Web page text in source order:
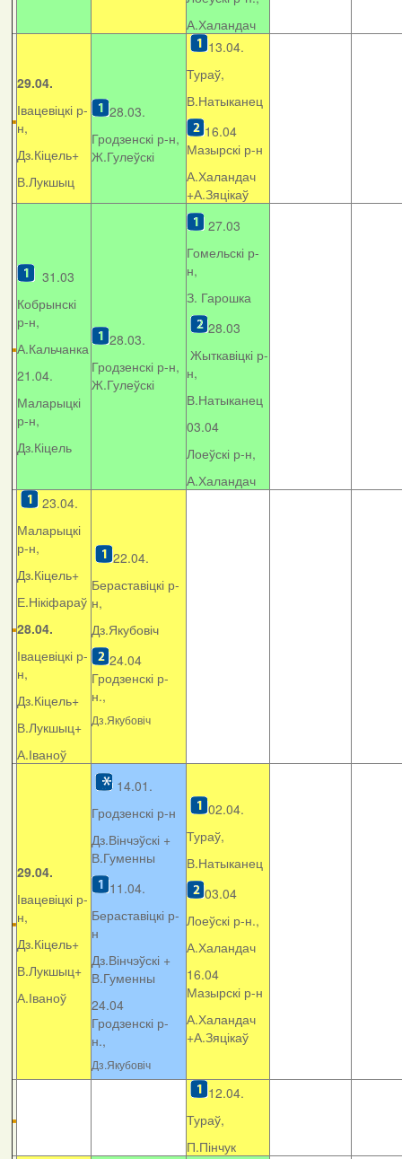
А.Халандач
29.04.
Івацевіцкі р-
н,
Дз.Кіцель+
В.Лукшыц
28.03.
Гродзенскі р-н,
Ж.Гулеўскі
13.04.
Тураў,
В.Натыканец
16.04
Мазырскі р-н
А.Халандач
+А.Зяцікаў
31.03
Кобрынскі
р-н,
А.Кальчанка
21.04.
Маларыцкі
р-н,
Дз.Кіцель
28.03.
Гродзенскі р-н,
Ж.Гулеўскі
27.03
Гомельскі р-
н,
З. Гарошка
28.03
Жыткавіцкі р-
н,
В.Натыканец
03.04
Лоеўскі р-н,
А.Халандач
23.04.
Маларыцкі
р-н,
Дз.Кіцель+
Е.Нікіфараў
28.04.
Івацевіцкі р-
н,
Дз.Кіцель+
В.Лукшыц+
А.Іваноў
22.04.
Бераставіцкі р-
н,
Дз.Якубовіч
24.04
Гродзенскі р-
н.,
Дз.Якубовіч
29.04.
Івацевіцкі р-
н,
Дз.Кіцель+
В.Лукшыц+
А.Іваноў
14.01.
Гродзенскі р-н
Дз.Вінчэўскі +
В.Гуменны
11.04.
Бераставіцкі р-
н
Дз.Вінчэўскі +
В.Гуменны
24.04
Гродзенскі р-
н.,
Дз.Якубовіч
02.04.
Тураў,
В.Натыканец
03.04
Лоеўскі р-н.,
А.Халандач
16.04
Мазырскі р-н
А.Халандач
+А.Зяцікаў
12.04.
Тураў,
П.Пінчук